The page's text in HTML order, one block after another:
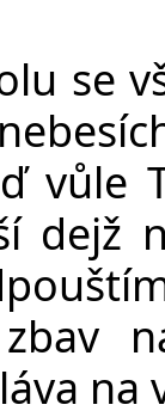
se
ďvůle
í dejž
š
na